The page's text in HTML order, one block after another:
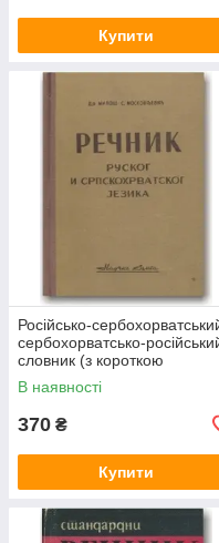
Купити
Російсько-
сербохорватсько-
словник (з короткою
граматикою російської мови)
В наявності
370 ₴
Купити